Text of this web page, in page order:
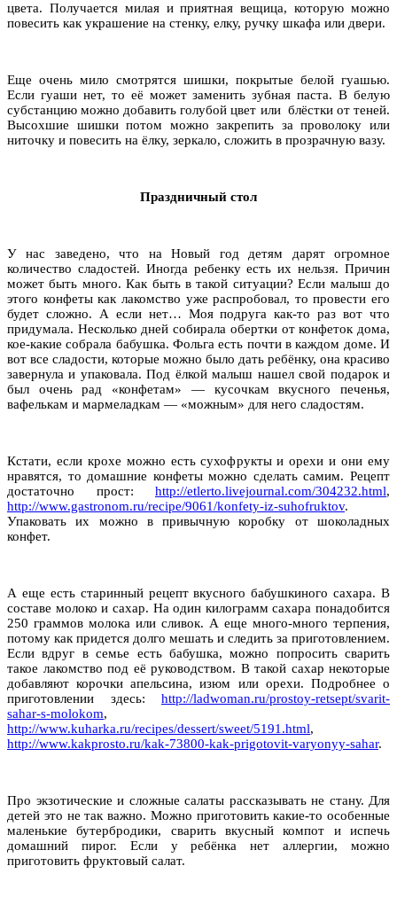
цвета. Получается милая и приятная вещица, которую можно
повесить как украшение на стенку, елку, ручку шкафа или двери.
Еще очень мило смотрятся шишки, покрытые белой гуашью.
Если гуаши нет, то её может заменить зубная паста. В белую
субстанцию можно добавить голубой цвет или блёстки от теней.
Высохшие шишки потом можно закрепить за проволоку или
ниточку и повесить на ёлку, зеркало, сложить в прозрачную вазу.
Праздничный стол
У нас заведено, что на Новый год детям дарят огромное
количество сладостей. Иногда ребенку есть их нельзя. Причин
может быть много. Как быть в такой ситуации? Если малыш до
этого конфеты как лакомство уже распробовал, то провести его
будет сложно. А если нет… Моя подруга как-то раз вот что
придумала. Несколько дней собирала обертки от конфеток дома,
кое-какие собрала бабушка. Фольга есть почти в каждом доме. И
вот все сладости, которые можно было дать ребёнку, она красиво
завернула и упаковала. Под ёлкой малыш нашел свой подарок и
был очень рад «конфетам» — кусочкам вкусного печенья,
вафелькам и мармеладкам — «можным» для него сладостям.
Кстати, если крохе можно есть сухофрукты и орехи и они ему
нравятся, то домашние конфеты можно сделать самим. Рецепт
достаточно прост: http://etlerto.livejournal.com/304232.html,
http://www.gastronom.ru/recipe/9061/konfety-iz-suhofruktov.
Упаковать их можно в привычную коробку от шоколадных
конфет.
А еще есть старинный рецепт вкусного бабушкиного сахара. В
составе молоко и сахар. На один килограмм сахара понадобится
250 граммов молока или сливок. А еще много-много терпения,
потому как придется долго мешать и следить за приготовлением.
Если вдруг в семье есть бабушка, можно попросить сварить
такое лакомство под её руководством. В такой сахар некоторые
добавляют корочки апельсина, изюм или орехи. Подробнее о
приготовлении здесь: http://ladwoman.ru/prostoy-retsept/svarit-
sahar-s-molokom,
http://www.kuharka.ru/recipes/dessert/sweet/5191.html,
http://www.kakprosto.ru/kak-73800-kak-prigotovit-varyonyy-sahar.
Про экзотические и сложные салаты рассказывать не стану. Для
детей это не так важно. Можно приготовить какие-то особенные
маленькие бутербродики, сварить вкусный компот и испечь
домашний пирог. Если у ребёнка нет аллергии, можно
приготовить фруктовый салат.